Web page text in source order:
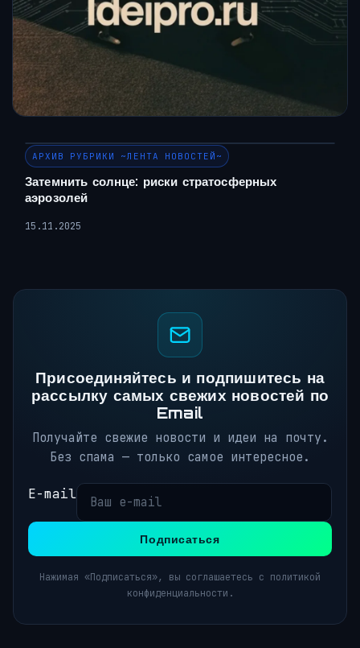
АРХИВ РУБРИКИ ~ЛЕНТА НОВОСТЕЙ~
Затемнить солнце: риски стратосферных
аэрозолей
15.11.2025
Присоединяйтесь и подпишитесь на
рассылку самых свежих новостей по
Email
Получайте свежие новости и идеи на почту.
Без спама — только самое интересное.
E-mail
Подписаться
Нажимая «Подписаться», вы соглашаетесь с политикой
конфиденциальности.